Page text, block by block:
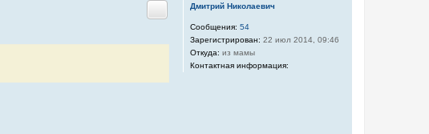
Дмитрий Николаевич
Сообщения: 54
Зарегистрирован: 22 июл 2014, 09:46
Откуда: из мамы
Контактная информация:
Цитата